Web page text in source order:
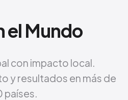
el Mundo
con impacto local.
y resultados en más de
países.